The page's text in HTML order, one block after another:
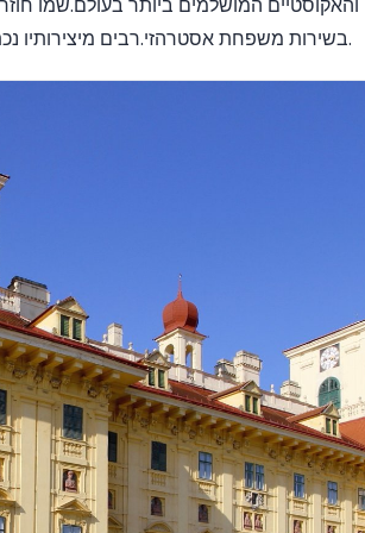
בשירות משפחת אסטרהזי.רבים מיצירותיו נכתבו והוצגו לראשונה באייזנשטאט ובשלוס אסטרהזי.